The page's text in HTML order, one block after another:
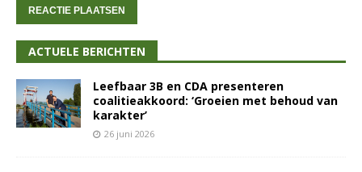
ACTUELE BERICHTEN
Leefbaar 3B en CDA presenteren
coalitieakkoord: ‘Groeien met behoud van
karakter’
26 juni 2026